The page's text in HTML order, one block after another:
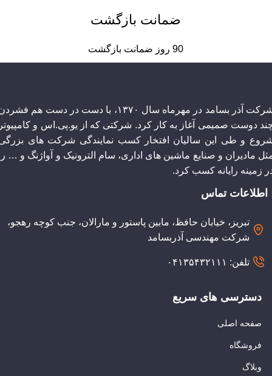
ضمانت بازگشت
90 روز ضمانت بازگشت
شرکت آذر بسامد در مهرماه سال ۱۳۷۰، با دست در دست هم
دوست صمیمی آغاز به کار کرد. شرکتی که از یو.پی.اس و
و طی این سالیان افتخار کسب نمایندگی شرکت های
مادیران و صنایع ماشین های اداری، سام الترونیک و آواژنگ و …
زمینه رایانه کسب کرد.
اطلاعات تماس
تبریز، خیابان حافظ، مابین پاستور و مارالان، جنب کوچه رهجو،
شرکت مهندسی آذربسامد
تلفن: ۰۴۱۳۵۴۳۲۱۱۱
دسترسی های سریع
صفحه اصلی
فروشگاه
وبلاگ